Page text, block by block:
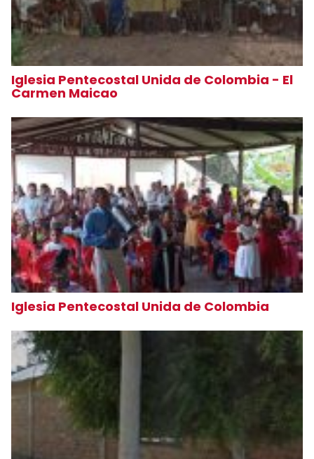
Iglesia Pentecostal Unida de Colombia - El
Carmen Maicao
Iglesia Pentecostal Unida de Colombia